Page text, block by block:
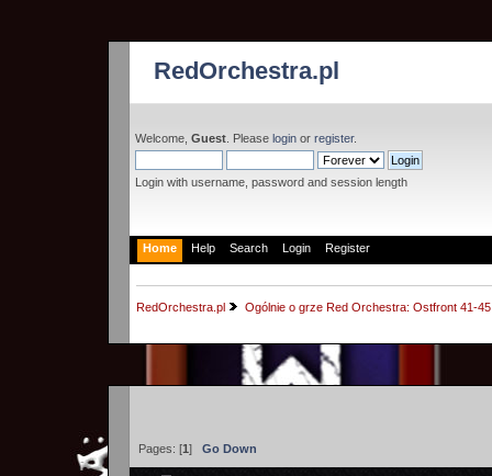
RedOrchestra.pl
Welcome, Guest. Please login or register.
Login with username, password and session length
Home Help Search Login Register
RedOrchestra.pl Ogólnie o grze Red Orchestra: Ostfront 41-45
Pages: [1] Go Down